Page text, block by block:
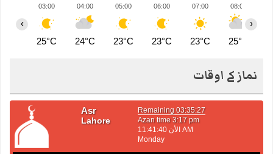
03:00
25°C
04:00
24°C
05:00
23°C
06:00
23°C
07:00
23°C
08:00
25°C
‹ ›
نماز کے اوقات